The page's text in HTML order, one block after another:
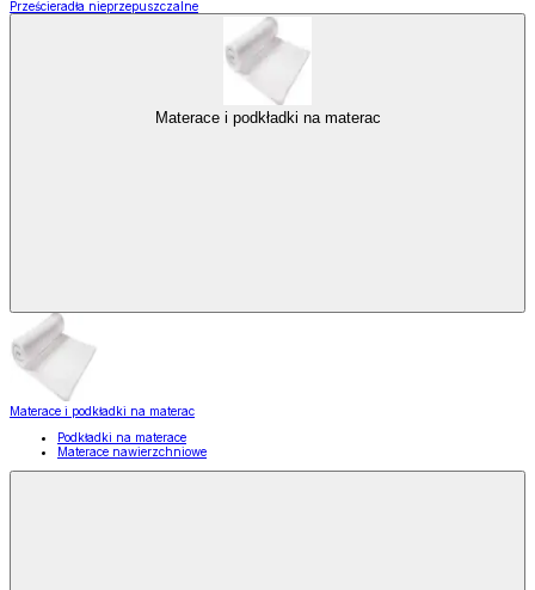
Prześcieradła nieprzepuszczalne
Materace i podkładki na materac
Materace i podkładki na materac
Podkładki na materace
Materace nawierzchniowe